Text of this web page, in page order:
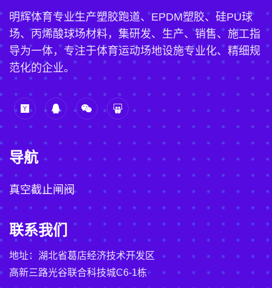
明辉体育专业生产塑胶跑道、EPDM塑胶、硅PU球
场、丙烯酸球场材料，集研发、生产、销售、施工指
导为一体，专注于体育运动场地设施专业化、精细规
范化的企业。
导航
真空截止闸阀
联系我们
地址：湖北省葛店经济技术开发区
高新三路光谷联合科技城C6-1栋